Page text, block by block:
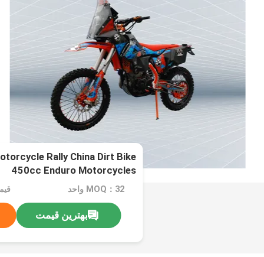
Rally China Dirt Bike
450cc Enduro Motorcycles
MOQ：32 واحد
بهترین قیمت